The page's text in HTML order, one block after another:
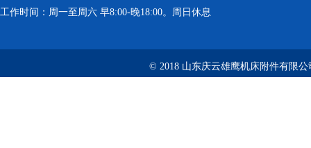
工作时间：周一至周六 早8:00-晚18:00。周日休息
© 2018 山东庆云雄鹰机床附件有限